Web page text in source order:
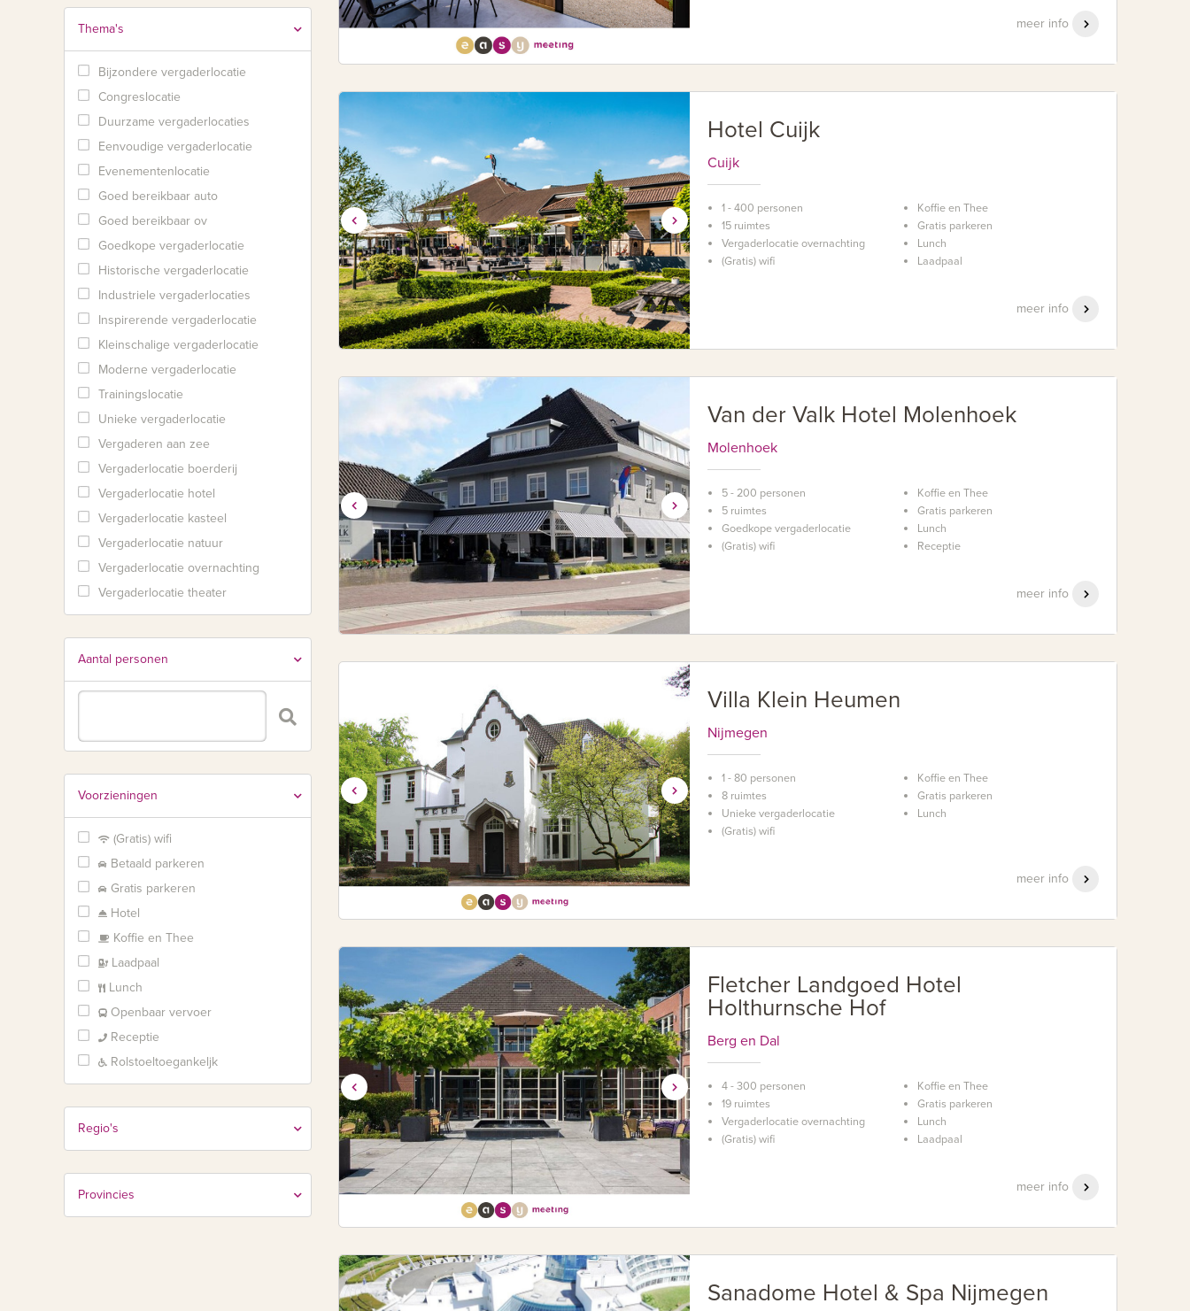
Thema's
Bijzondere vergaderlocatie
Congreslocatie
Duurzame vergaderlocaties
Eenvoudige vergaderlocatie
Evenementenlocatie
Goed bereikbaar auto
Goed bereikbaar ov
Goedkope vergaderlocatie
Historische vergaderlocatie
Industriele vergaderlocaties
Inspirerende vergaderlocatie
Kleinschalige vergaderlocatie
Moderne vergaderlocatie
Trainingslocatie
Unieke vergaderlocatie
Vergaderen aan zee
Vergaderlocatie boerderij
Vergaderlocatie hotel
Vergaderlocatie kasteel
Vergaderlocatie natuur
Vergaderlocatie overnachting
Vergaderlocatie theater
Aantal personen
Voorzieningen
(Gratis) wifi
Betaald parkeren
Gratis parkeren
Hotel
Koffie en Thee
Laadpaal
Lunch
Openbaar vervoer
Receptie
Rolstoeltoegankeljk
Regio's
Provincies
meer info
Hotel Cuijk
Cuijk
1 - 400 personen
15 ruimtes
Vergaderlocatie overnachting
(Gratis) wifi
Koffie en Thee
Gratis parkeren
Lunch
Laadpaal
meer info
Van der Valk Hotel Molenhoek
Molenhoek
5 - 200 personen
5 ruimtes
Goedkope vergaderlocatie
(Gratis) wifi
Koffie en Thee
Gratis parkeren
Lunch
Receptie
meer info
Villa Klein Heumen
Nijmegen
1 - 80 personen
8 ruimtes
Unieke vergaderlocatie
(Gratis) wifi
Koffie en Thee
Gratis parkeren
Lunch
meer info
Fletcher Landgoed Hotel
Holthurnsche Hof
Berg en Dal
4 - 300 personen
19 ruimtes
Vergaderlocatie overnachting
(Gratis) wifi
Koffie en Thee
Gratis parkeren
Lunch
Laadpaal
meer info
Sanadome Hotel & Spa Nijmegen